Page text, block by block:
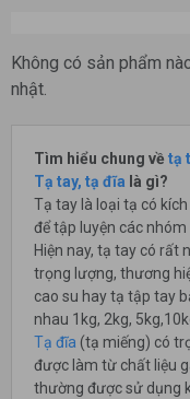
Không có sản phẩm
nhật.
Tìm hiểu chung về tạ
Tạ tay, tạ đĩa là gì?
Tạ tay là loại tạ có
để tập luyện các nhóm
Hiện nay, tạ tay có rất
trọng lượng, thương
cao su hay tạ tập tay
nhau 1kg, 2kg,
Tạ đĩa (tạ miếng) có
được làm từ chất liệu
thường được sử dụng